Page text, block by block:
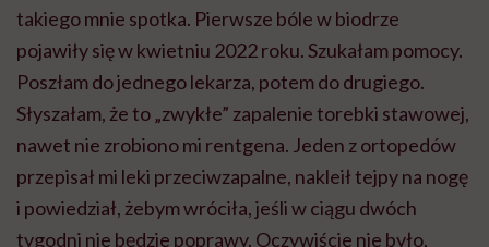
takiego mnie spotka. Pierwsze bóle w biodrze
pojawiły się w kwietniu 2022 roku. Szukałam pomocy.
Poszłam do jednego lekarza, potem do drugiego.
Słyszałam, że to „zwykłe” zapalenie torebki stawowej,
nawet nie zrobiono mi rentgena. Jeden z ortopedów
przepisał mi leki przeciwzapalne, nakleił tejpy na nogę
i powiedział, żebym wróciła, jeśli w ciągu dwóch
tygodni nie będzie poprawy. Oczywiście nie było,